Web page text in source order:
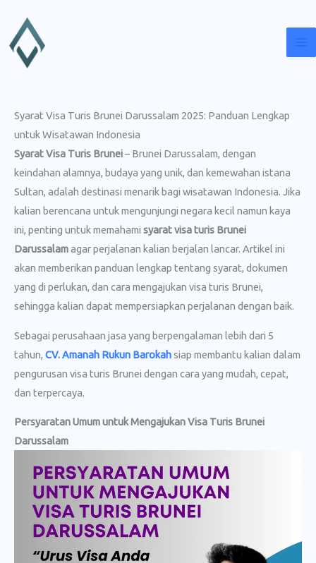
konten
Syarat Visa Turis Brunei Darussalam 2025: Panduan Lengkap
untuk Wisatawan Indonesia
Syarat Visa Turis Brunei– Brunei Darussalam, dengan
keindahan alamnya, budaya yang unik, dan kemewahan istana
Sultan, adalah destinasi menarik bagi wisatawan Indonesia. Jika
kalian berencana untuk mengunjungi negara kecil namun kaya
ini, penting untuk memahami syarat visa turis Brunei
Darussalamagar perjalanan kalian berjalan lancar. Artikel ini
akan memberikan panduan lengkap tentang syarat, dokumen
yang di perlukan, dan cara mengajukan visa turis Brunei,
sehingga kalian dapat mempersiapkan perjalanan dengan baik.
Sebagai perusahaan jasa yang berpengalaman lebih dari 5
tahun, CV. Amanah Rukun Barokahsiap membantu kalian dalam
pengurusan visa turis Brunei dengan cara yang mudah, cepat,
dan terpercaya.
Persyaratan Umum untuk Mengajukan Visa Turis Brunei
Darussalam